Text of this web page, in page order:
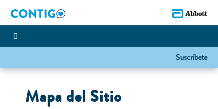
Suscríbete
Mapa del Sitio